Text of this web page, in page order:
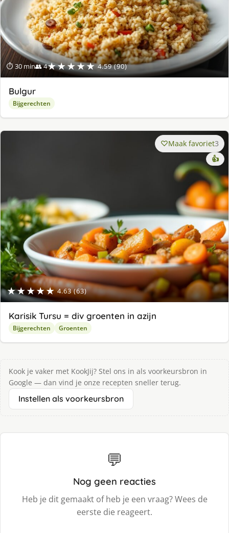
⏱ 30 min👥 4★★★★★ 4.59 (90)
Bulgur
Bijgerechten
★★★★★ 4.63 (63)
Maak favoriet3
👍
Karisik Tursu = div groenten in azijn
Bijgerechten Groenten
Kook je vaker met KookJij? Stel ons in als voorkeursbron in
Google — dan vind je onze recepten sneller terug.
Instellen als voorkeursbron
💬
Nog geen reacties
Heb je dit gemaakt of heb je een vraag? Wees de
eerste die reageert.